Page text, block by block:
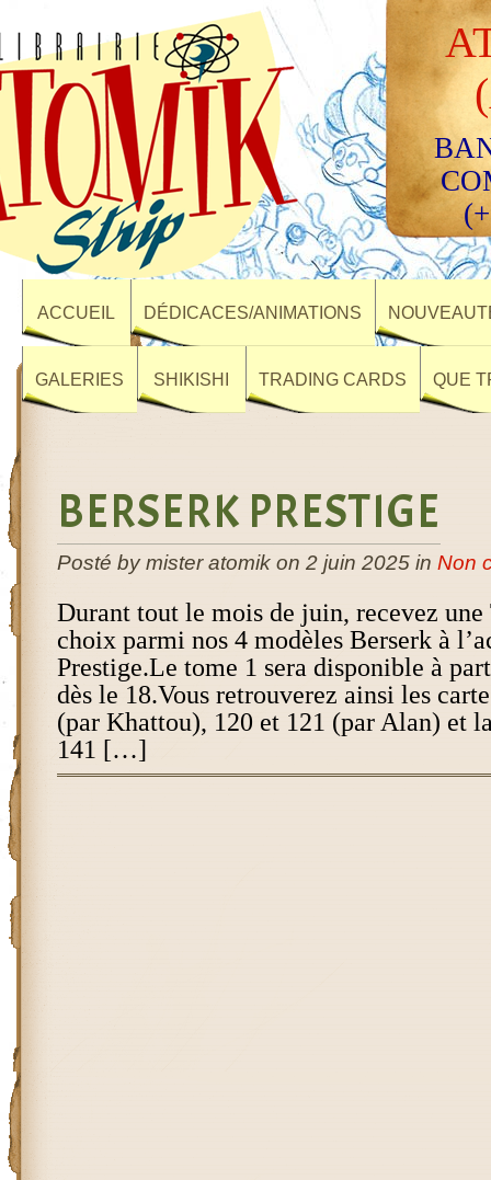
ACCUEIL DÉDICACES/ANIMATIONS
GALERIES SHIKISHI TRADING CARDS QUE
BERSERK PRESTIGE
Posté by mister atomik on 2 juin 2025 in Non
Durant tout le mois de juin, recevez
choix parmi nos 4 modèles Berserk à
Prestige.Le tome 1 sera disponible à
dès le 18.Vous retrouverez ainsi les
(par Khattou), 120 et 121 (par Alan) et
141 […]